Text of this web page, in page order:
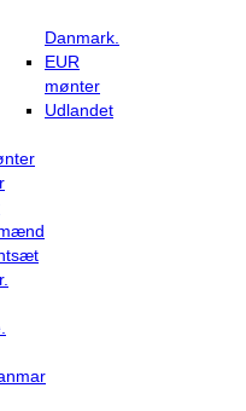
Danmark.
EUR
mønter
Udlandet